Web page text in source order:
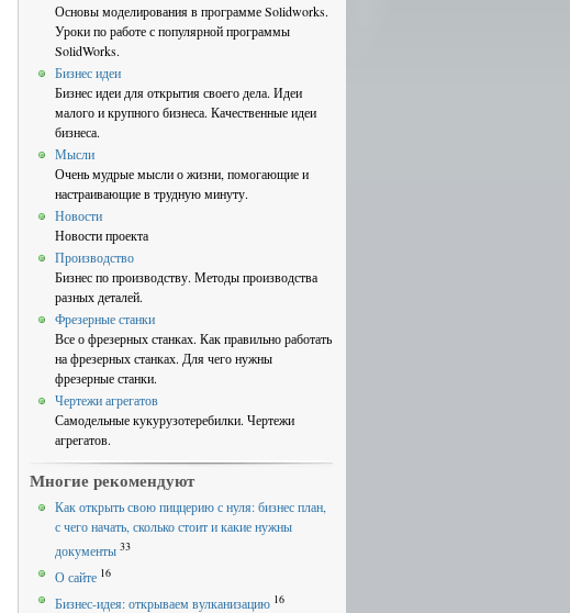
Основы моделирования в программе Solidworks.
Уроки по работе с популярной программы
SolidWorks.
Бизнес идеи
Бизнес идеи для открытия своего дела. Идеи
малого и крупного бизнеса. Качественные идеи
бизнеса.
Мысли
Очень мудрые мысли о жизни, помогающие и
настраивающие в трудную минуту.
Новости
Новости проекта
Производство
Бизнес по производству. Методы производства
разных деталей.
Фрезерные станки
Все о фрезерных станках. Как правильно работать
на фрезерных станках. Для чего нужны
фрезерные станки.
Чертежи агрегатов
Самодельные кукурузотеребилки. Чертежи
агрегатов.
Многие рекомендуют
Как открыть свою пиццерию с нуля: бизнес план,
с чего начать, сколько стоит и какие нужны
документы 33
О сайте 16
Бизнес-идея: открываем вулканизацию 16